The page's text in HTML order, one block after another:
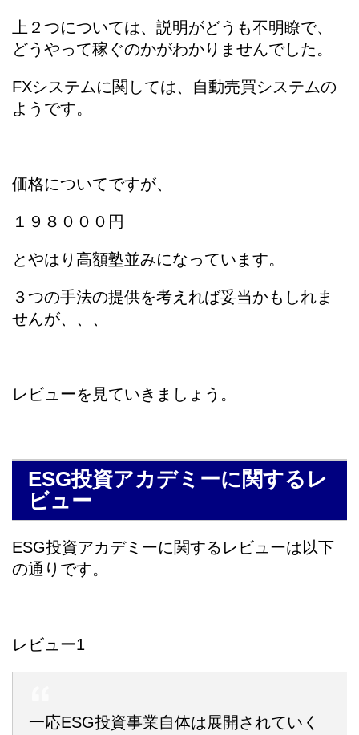
上２つについては、説明がどうも不明瞭で、
どうやって稼ぐのかがわかりませんでした。
FXシステムに関しては、自動売買システムの
ようです。
価格についてですが、
１９８０００円
とやはり高額塾並みになっています。
３つの手法の提供を考えれば妥当かもしれま
せんが、、、
レビューを見ていきましょう。
ESG投資アカデミーに関するレ
ビュー
ESG投資アカデミーに関するレビューは以下
の通りです。
レビュー1
一応ESG投資事業自体は展開されていく